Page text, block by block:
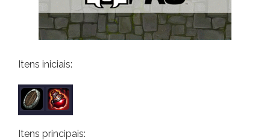
Itens iniciais:
Itens principais: